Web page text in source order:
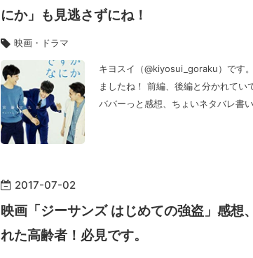
にか」も見逃さずにね！
映画・ドラマ
キヨスイ（@kiyosui_goraku）です
ましたね！ 前編、後編と分かれて
ババーっと感想、ちょいネタバレ書
2017-07-02
映画「ジーサンズ はじめての強盗」感想
れた高齢者！必見です。